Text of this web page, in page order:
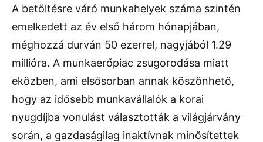
A betöltésre váró munkahelyek száma szintén
emelkedett az év első három hónapjában,
méghozzá durván 50 ezerrel, nagyjából 1.29
millióra. A munkaerőpiac zsugorodása miatt
eközben, ami elsősorban annak köszönhető,
hogy az idősebb munkavállalók a korai
nyugdíjba vonulást választották a világjárvány
során, a gazdaságilag inaktívnak minősítettek